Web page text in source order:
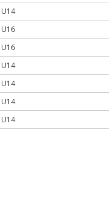
U14
U16
U16
U14
U14
U14
U14